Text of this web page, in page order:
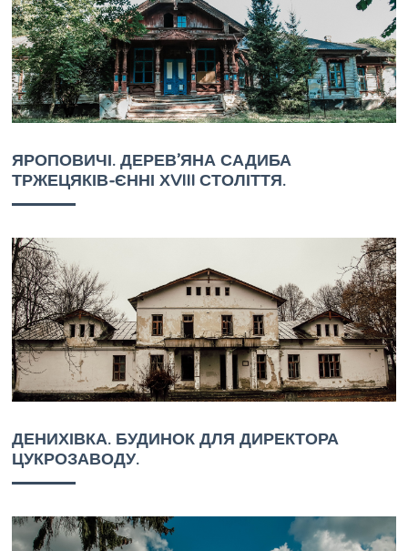
ЯРОПОВИЧІ. ДЕРЕВ’ЯНА САДИБА
ТРЖЕЦЯКІВ-ЄННІ ХVIII СТОЛІТТЯ.
ДЕНИХІВКА. БУДИНОК ДЛЯ ДИРЕКТОРА
ЦУКРОЗАВОДУ.